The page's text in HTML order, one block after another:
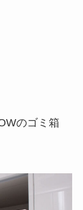
のゴミ箱